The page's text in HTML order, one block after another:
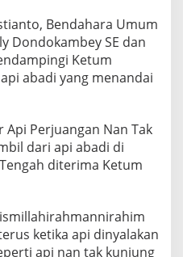
Bendahara Umum
Dondokambey SE dan
Ketum
abadi yang menandai
Perjuangan Nan Tak
dari api abadi di
diterima Ketum
ketika api dinyalakan
api nan tak kunjung